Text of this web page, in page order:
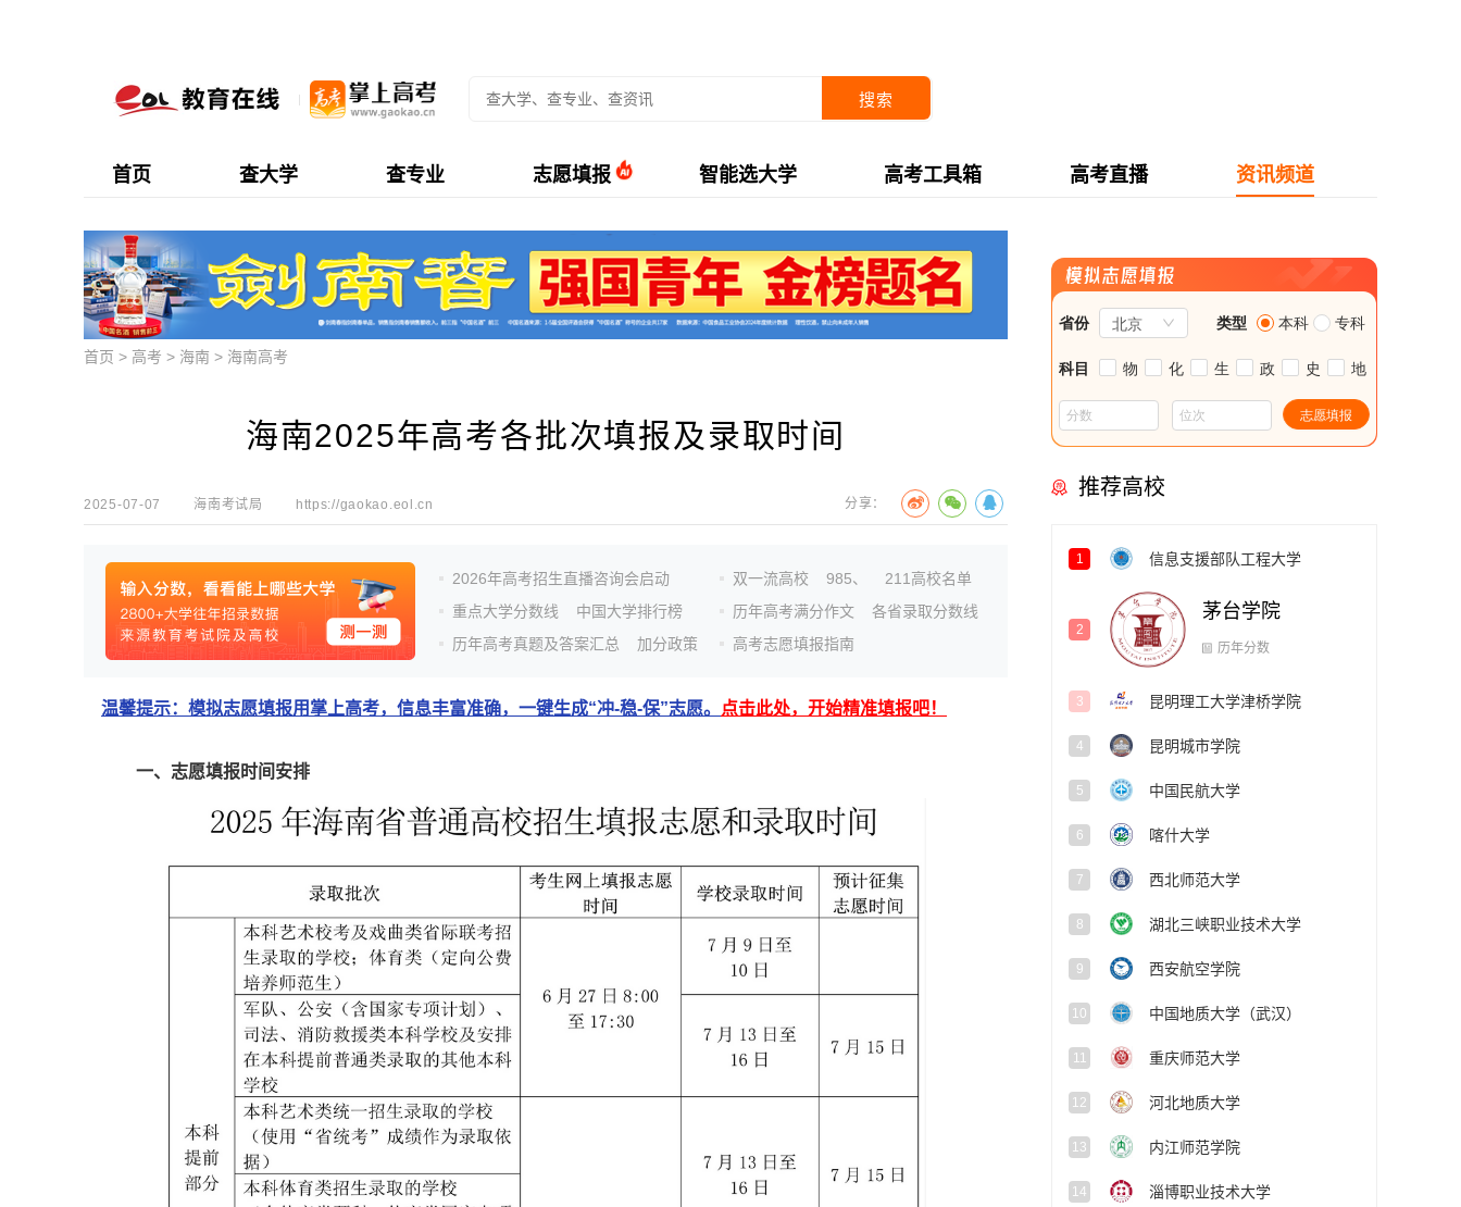
搜索
首页 查大学 查专业 志愿填报 智能选大学 高考工具箱 高考直播 资讯频道
首页 > 高考 > 海南 > 海南高考
海南2025年高考各批次填报及录取时间
2025-07-07 海南考试局 https://gaokao.eol.cn 分享：
2026年高考招生直播咨询会启动
重点大学分数线
中国大学排行榜
历年高考真题及答案汇总
加分政策
双一流高校 985、
211高校名单
历年高考满分作文
各省录取分数线
高考志愿填报指南
温馨提示：模拟志愿填报用掌上高考，信息丰富准确，一键生成“冲-稳-保”志愿。 点击此处，开始精准填报吧！
一、志愿填报时间安排
推荐高校
1 信息支援部队工程大学
茅台学院
昆明理工大学津桥学院
昆明城市学院
历年分数
5 中国民航大学
6 喀什大学
7 西北师范大学
8 湖北三峡职业技术大学
9 西安航空学院
10 中国地质大学（武汉）
11 重庆师范大学
12 河北地质大学
13 内江师范学院
14 淄博职业技术大学